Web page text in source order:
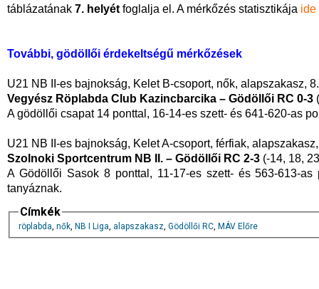
táblázatának 7. helyétfoglalja el. A mérkőzés statisztikája ide
További, gödöllői érdekeltségű mérkőzések
U21 NB II-es bajnokság, Kelet B-csoport, nők, alapszakasz,
Vegyész Röplabda Club Kazincbarcika – Gödöllői RC 0-3
A gödöllői csapat 14 ponttal, 16-14-es szett- és 641-620-as
U21 NB II-es bajnokság, Kelet A-csoport, férfiak,
Szolnoki Sportcentrum NB II. – Gödöllői RC 2-3 (-14, 18,
A Gödöllői Sasok 8 ponttal, 11-17-es szett- és 563-613-
tanyáznak.
Címkék
röplabda, nők, NB I Liga, alapszakasz, Gödöllői RC, MÁV Előre